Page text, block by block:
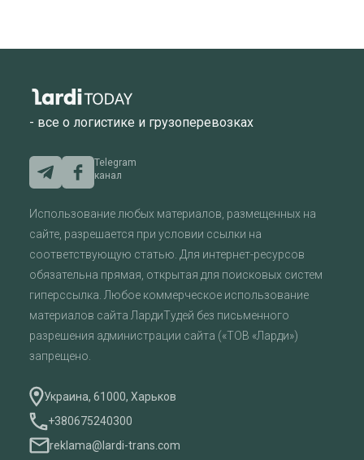
- все о логистике и грузоперевозках
Telegram
канал
Использование любых материалов, размещенных на
сайте, разрешается при условии ссылки на
соответствующую статью. Для интернет-ресурсов
обязательна прямая, открытая для поисковых систем
гиперссылка. Любое коммерческое использование
материалов сайта ЛардиТудей без письменного
разрешения администрации сайта («ТОВ «Ларди»)
запрещено.
Украина, 61000, Харьков
+380675240300
reklama@lardi-trans.com